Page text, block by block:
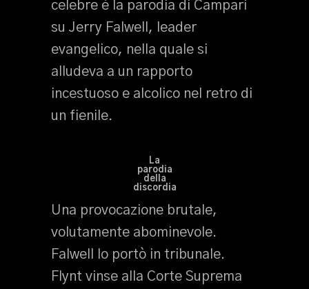
celebre è la parodia di Campari
su Jerry Falwell, leader
evangelico, nella quale si
alludeva a un rapporto
incestuoso e alcolico nel retro di
un fienile.
La
parodia
della
discordia
Una provocazione brutale,
volutamente abominevole.
Falwell lo portò in tribunale.
Flynt vinse alla Corte Suprema